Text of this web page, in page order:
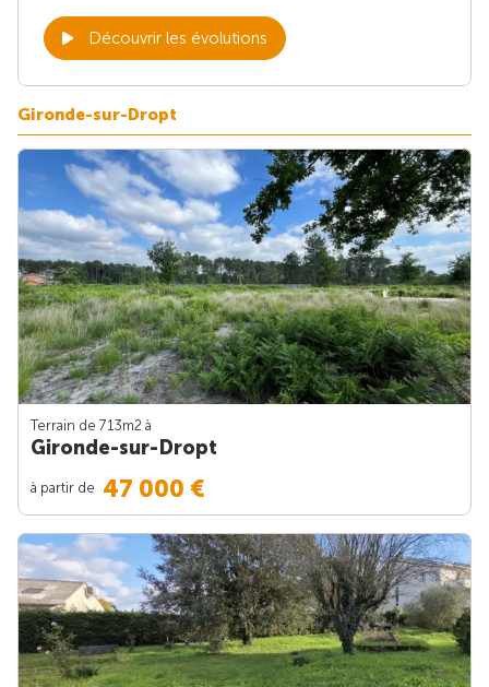
Découvrir les évolutions
Gironde-sur-Dropt
Terrain de 713m2 à
Gironde-sur-Dropt
à partir de 47 000 €